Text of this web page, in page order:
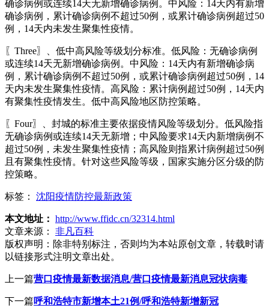
确诊病例或连续14天无新增确诊病例。中风险：14天内有新增
确诊病例，累计确诊病例不超过50例，或累计确诊病例超过50
例，14天内未发生聚集性疫情。
〖Three〗、低中高风险等级划分标准。低风险：无确诊病例
或连续14天无新增确诊病例。中风险：14天内有新增确诊病
例，累计确诊病例不超过50例，或累计确诊病例超过50例，14
天内未发生聚集性疫情。高风险：累计病例超过50例，14天内
有聚集性疫情发生。低中高风险地区防控策略。
〖Four〗、封城的标准主要依据疫情风险等级划分。低风险指
无确诊病例或连续14天无新增；中风险要求14天内新增病例不
超过50例，未发生聚集性疫情；高风险则指累计病例超过50例
且有聚集性疫情。针对这些风险等级，国家实施分区分级的防
控策略。
标签： 沈阳疫情防控最新政策
本文地址： http://www.ffidc.cn/32314.html
文章来源：
非凡百科
版权声明： 除非特别标注，否则均为本站原创文章，转载时请
以链接形式注明文章出处。
上一篇营口疫情最新数据消息/营口疫情最新消息冠状病毒
下一篇呼和浩特市新增本土21例/呼和浩特新增新冠